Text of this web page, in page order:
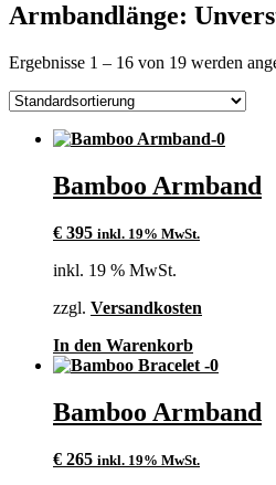
Armbandlänge:
Ergebnisse 1 – 16 von 19 werden
Bamboo Armband
€ 395 inkl. 19% MwSt.
inkl. 19 % MwSt.
zzgl. Versandkosten
In den Warenkorb
Bamboo Armband
€ 265 inkl. 19% MwSt.